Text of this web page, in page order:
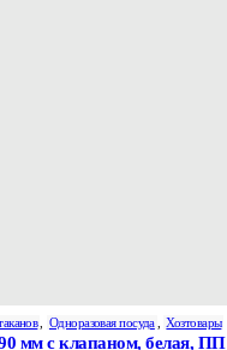
Одноразовая посуда Хозтовары
мм с клапаном, белая, ПП